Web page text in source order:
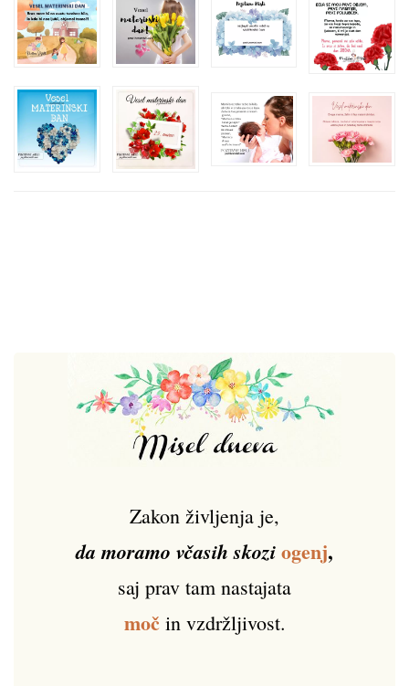
Zakon življenja je,
da moramo včasih skoziogenj,
saj prav tam nastajata
močin vzdržljivost.